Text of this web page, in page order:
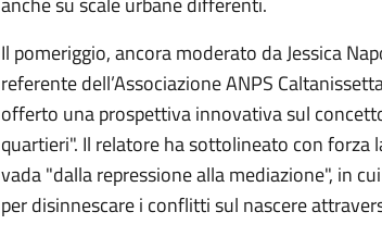
Il pomeriggio, ancora moderato da Jessica
referente dell’Associazione ANPS
offerto una prospettiva innovativa sul
quartieri". Il relatore ha sottolineato con forza
vada "dalla repressione alla mediazione", in
per disinnescare i conflitti sul nascere